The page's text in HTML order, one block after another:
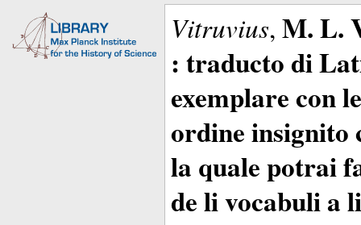
Vitruvius, M. L.
: traducto di
exemplare con
ordine insignito
la quale potrai
de li vocabuli a